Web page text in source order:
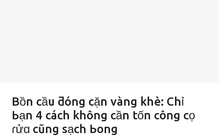
Bồn cầu ƌóng cặn vàng khè: Chỉ
Ьạn 4 cách không cần tốn công cọ
ɾửɑ cũng sạch Ьong